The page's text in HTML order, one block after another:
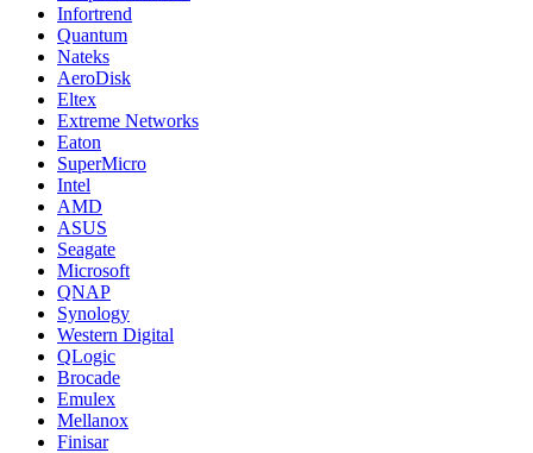
Infortrend
Quantum
Nateks
AeroDisk
Eltex
Extreme Networks
Eaton
SuperMicro
Intel
AMD
ASUS
Seagate
Microsoft
QNAP
Synology
Western Digital
QLogic
Brocade
Emulex
Mellanox
Finisar